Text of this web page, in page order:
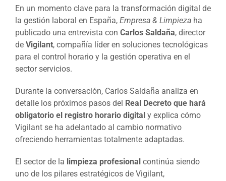
En un momento clave para la transformación digital de
la gestión laboral en España, Empresa & Limpiezaha
publicado una entrevista con Carlos Saldaña, director
de Vigilant, compañía líder en soluciones tecnológicas
para el control horario y la gestión operativa en el
sector servicios.
Durante la conversación, Carlos Saldaña analiza en
detalle los próximos pasos del Real Decreto que hará
obligatorio el registro horario digitaly explica cómo
Vigilant se ha adelantado al cambio normativo
ofreciendo herramientas totalmente adaptadas.
El sector de la limpieza profesionalcontinúa siendo
uno de los pilares estratégicos de Vigilant,